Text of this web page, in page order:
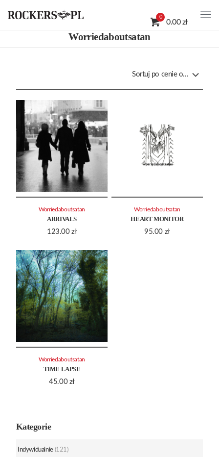
0
0.00 zł
Worriedaboutsatan
ARRIVALS
123.00 zł
Worriedaboutsatan
HEART MONITOR
95.00 zł
Worriedaboutsatan
TIME LAPSE
45.00 zł
Worriedaboutsatan
Kategorie
Indywidualnie (121)